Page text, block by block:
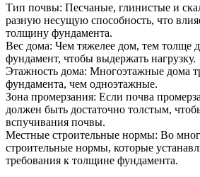
Тип почвы: Песчаные, глинистые и
разную несущую способность, что
толщину фундамента.
Вес дома: Чем тяжелее дом, тем толще
фундамент, чтобы выдержать нагрузку.
Этажность дома: Многоэтажные дома
фундамента, чем одноэтажные.
Зона промерзания: Если почва
должен быть достаточно толстым,
вспучивания почвы.
Местные строительные нормы: Во
строительные нормы, которые
требования к толщине фундамента.